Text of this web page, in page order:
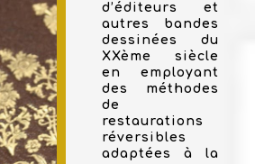
d’éditeurs et
autres bandes
dessinées du
XXème siècle
en employant
des méthodes
de
restaurations
réversibles
adaptées à la